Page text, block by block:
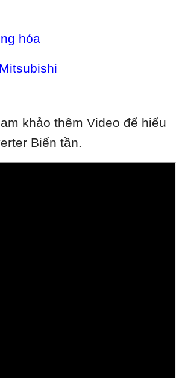
hóa
khảo thêm Video để hiểu
Biến tần.